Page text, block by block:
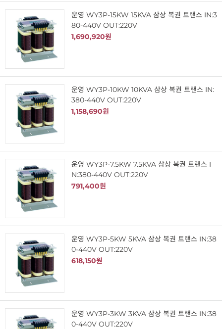
운영 WY3P-15KW 15KVA 삼상 복권 트랜스 IN:3
80-440V OUT:220V
1,690,920원
운영 WY3P-10KW 10KVA 삼상 복권 트랜스 IN:
380-440V OUT:220V
1,158,690원
운영 WY3P-7.5KW 7.5KVA 삼상 복권 트랜스 I
N:380-440V OUT:220V
791,400원
운영 WY3P-5KW 5KVA 삼상 복권 트랜스 IN:38
0-440V OUT:220V
618,150원
운영 WY3P-3KW 3KVA 삼상 복권 트랜스 IN:38
0-440V OUT:220V